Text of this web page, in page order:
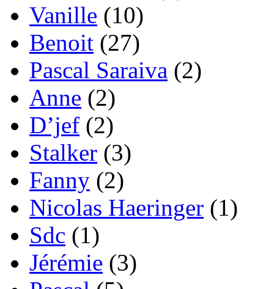
Vanille (10)
Benoit (27)
Pascal Saraiva (2)
Anne (2)
D’jef (2)
Stalker (3)
Fanny (2)
Nicolas Haeringer (1)
Sdc (1)
Jérémie (3)